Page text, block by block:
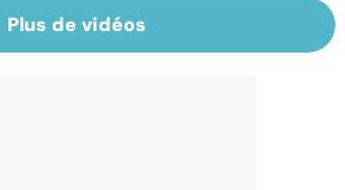
Plus de vidéos